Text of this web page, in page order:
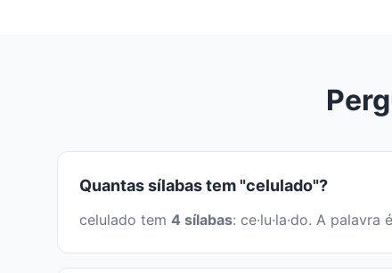
Quantas sílabas tem "celulado"?
celulado tem 4 sílabas: ce·lu·la·do. A